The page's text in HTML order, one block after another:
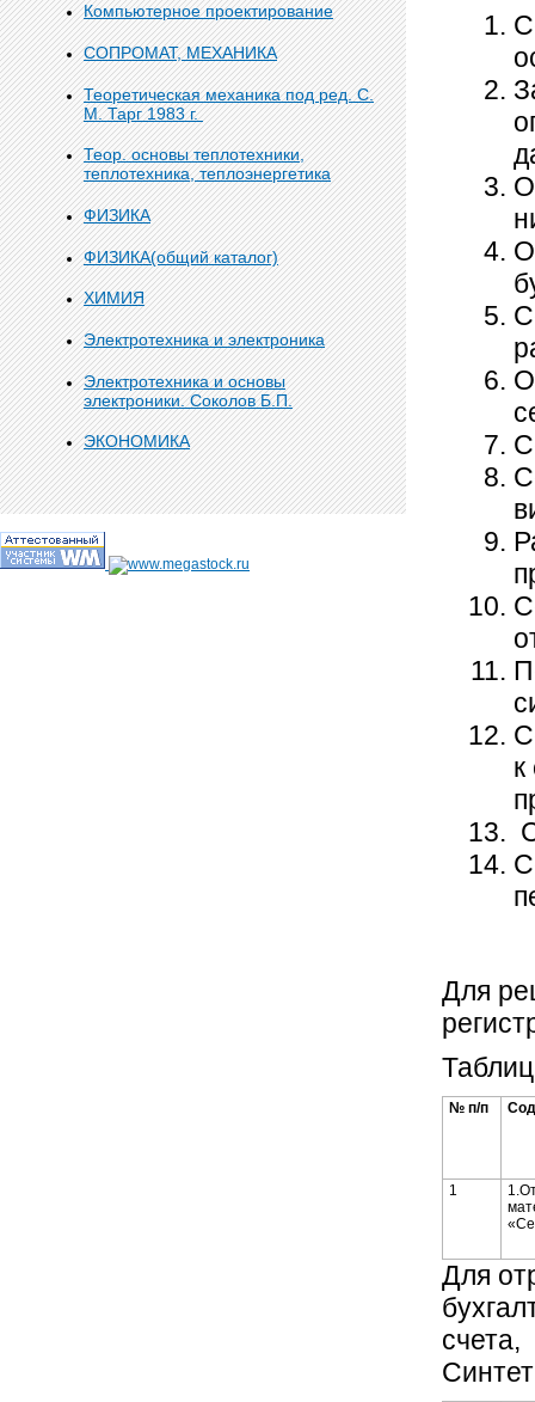
Компьютерное проектирование
СОПРОМАТ, МЕХАНИКА
Теоретическая механика под ред. С.
М. Тарг 1983 г.
Теор. основы теплотехники,
теплотехника, теплоэнергетика
ФИЗИКА
ФИЗИКА(общий каталог)
ХИМИЯ
Электротехника и электроника
Электротехника и основы
электроники. Соколов Б.П.
ЭКОНОМИКА
Для
№ п/п
1
Для
счета,